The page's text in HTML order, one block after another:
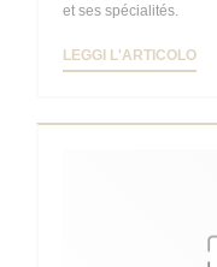
et ses spécialités.
LEGGI L'ARTICOLO